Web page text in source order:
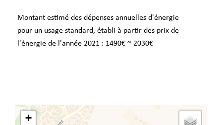
Montant estimé des dépenses annuelles d'énergie
pour un usage standard, établi à partir des prix de
l'énergie de l'année 2021 : 1490€ ~ 2030€
+